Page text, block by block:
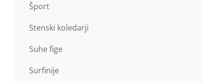
Šport
Stenski koledarji
Suhe fige
Surfinije